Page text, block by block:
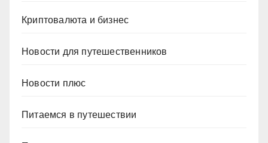
Криптовалюта и бизнес
Новости для путешественников
Новости плюс
Питаемся в путешествии